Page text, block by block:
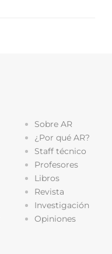
Sobre AR
¿Por qué AR?
Staff técnico
Profesores
Libros
Revista
Investigación
Opiniones